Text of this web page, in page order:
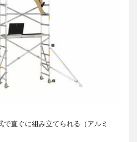
で直ぐに組み立てられる（アルミ